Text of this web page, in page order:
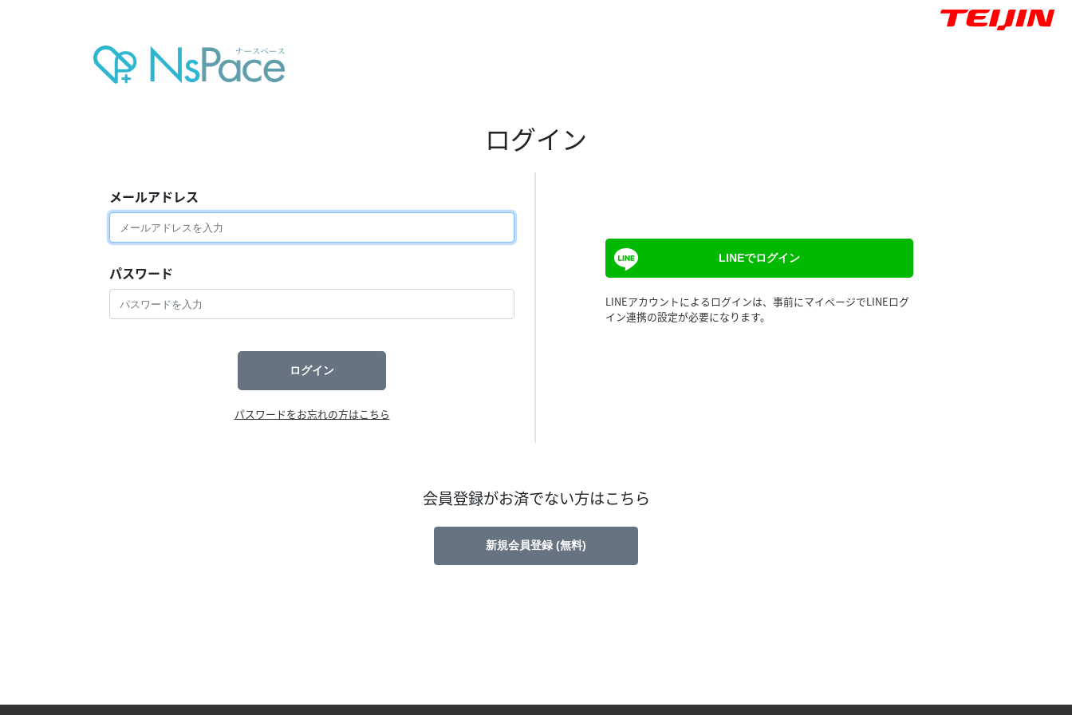
ログイン
メールアドレス
パスワード
ログイン
パスワードをお忘れの方はこちら
LINEでログイン
LINEアカウントによるログインは、事前にマイページでLINEログ
イン連携の設定が必要になります。
会員登録がお済でない方はこちら
新規会員登録 (無料)